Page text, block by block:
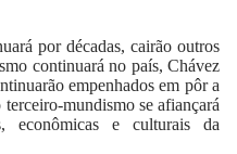
por décadas, cairão outros
continuará no país, Chávez
empenhados em pôr a
mundismo se afiançará
econômicas e culturais da